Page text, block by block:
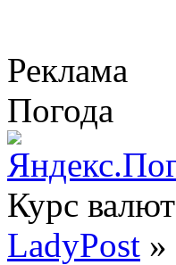
Реклама
Погода
Курс валют
LadyPost »